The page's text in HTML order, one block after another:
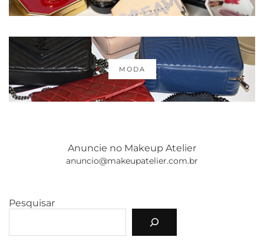
MODA
Anuncie no Makeup Atelier
anuncio@makeupatelier.com.br
Pesquisar